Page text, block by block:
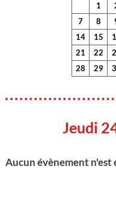
1
7
8
14
15
21
22
28
29
Jeudi
Aucun évènement